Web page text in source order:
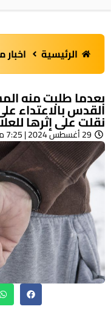
الرئيسية اخبار
بعدما طلبت منه
القدس بالاعتداء
نقلت على إثرها
29 أغسطس 2024 | 7:25 مساءً